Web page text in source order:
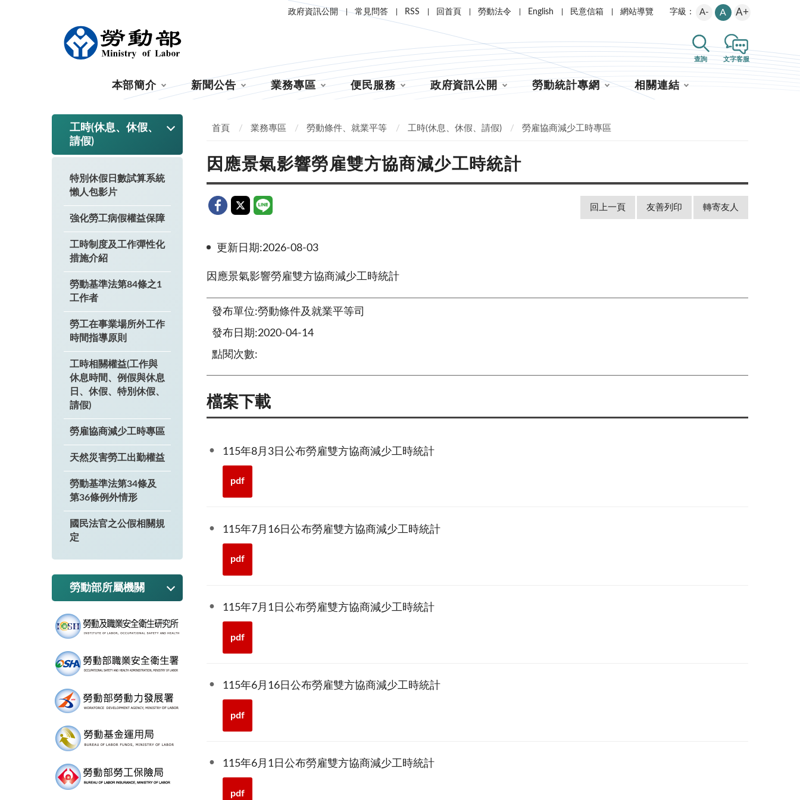
政府資訊公開 常見問答 RSS 回首頁 勞動法令 English 民意信箱 網站導覽 字級： A- A A+
查詢 文字客服
本部簡介 新聞公告 業務專區 便民服務 政府資訊公開 勞動統計專網 相關連結
工時(休息、休假、
請假)
特別休假日數試算系統
懶人包影片
強化勞工病假權益保障
工時制度及工作彈性化
措施介紹
勞動基準法第84條之1
工作者
勞工在事業場所外工作
時間指導原則
工時相關權益(工作與
休息時間、例假與休息
日、休假、特別休假、
請假)
勞雇協商減少工時專區
天然災害勞工出勤權益
勞動基準法第34條及
第36條例外情形
國民法官之公假相關規
定
勞動部所屬機關
首頁 業務專區 勞動條件、就業平等 工時(休息、休假、請假) 勞雇協商減少工時專區
因應景氣影響勞雇雙方協商減少工時統計
回上一頁 友善列印 轉寄友人
更新日期:2026-08-03
因應景氣影響勞雇雙方協商減少工時統計
發布單位:勞動條件及就業平等司
發布日期:2020-04-14
點閱次數:
檔案下載
115年8月3日公布勞雇雙方協商減少工時統計
pdf
115年7月16日公布勞雇雙方協商減少工時統計
pdf
115年7月1日公布勞雇雙方協商減少工時統計
pdf
115年6月16日公布勞雇雙方協商減少工時統計
pdf
115年6月1日公布勞雇雙方協商減少工時統計
pdf